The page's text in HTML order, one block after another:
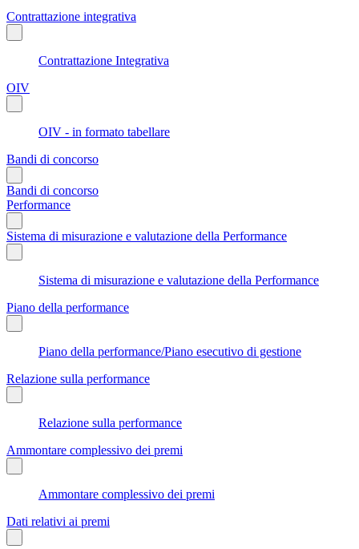
Contrattazione integrativa
Contrattazione Integrativa
OIV
OIV - in formato tabellare
Bandi di concorso
Bandi di concorso
Performance
Sistema di misurazione e valutazione della Performance
Sistema di misurazione e valutazione della Performance
Piano della performance
Piano della performance/Piano esecutivo di gestione
Relazione sulla performance
Relazione sulla performance
Ammontare complessivo dei premi
Ammontare complessivo dei premi
Dati relativi ai premi